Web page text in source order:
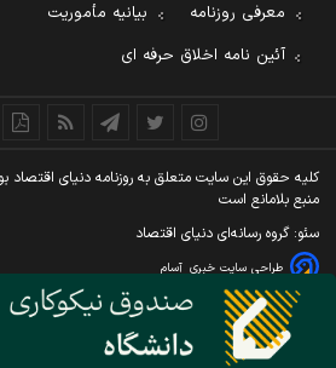
معرفی روزنامه
بیانیه مأموریت
آئین نامه اخلاق حرفه ای
کليه حقوق اين سايت متعلق به روزنامه دنيای اقتصاد
منبع بلامانع است
سئو: گروه رسانه‌ای دنیای اقتصاد
طراحی سایت خبری آسام